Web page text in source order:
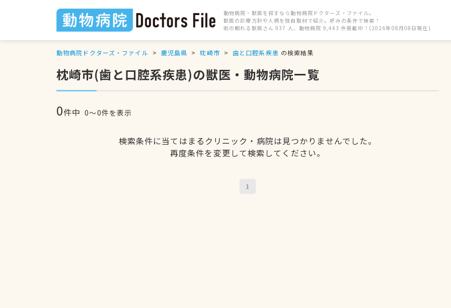
動物病院・獣医を探すなら動物病院ドクターズ・ファイル。
獣医の診療方針や人柄を独自取材で紹介。好みの条件で検索！
街の頼れる獣医さん 937 人、動物病院 9,443 件掲載中！(2026年08月08日現在)
動物病院ドクターズ・ファイル 鹿児島県 枕崎市 歯と口腔系疾患 の検索結果
枕崎市(歯と口腔系疾患)の獣医・動物病院一覧
0件中 0〜0件を表示
検索条件に当てはまるクリニック・病院は見つかりませんでした。
再度条件を変更して検索してください。
1